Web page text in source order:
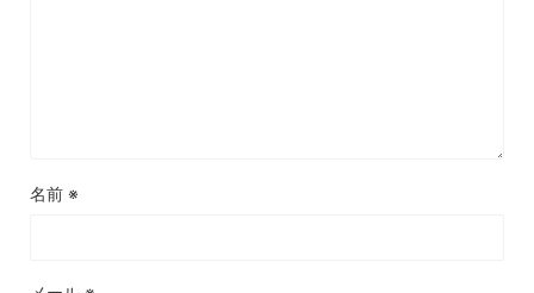
名前 ※